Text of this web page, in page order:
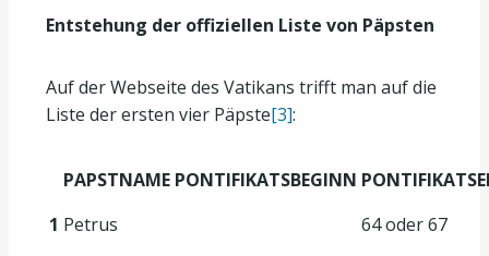
Entstehung der offiziellen Liste von Päpsten
Auf der Webseite des Vatikans trifft man auf die
Liste der ersten vier Päpste[3]:
PAPSTNAME PONTIFIKATSBEGINN
1 Petrus
64 oder 67